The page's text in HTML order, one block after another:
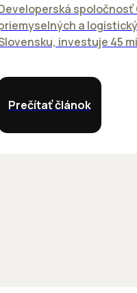
spoločnosť
a
investuje 45
Prečítať článok